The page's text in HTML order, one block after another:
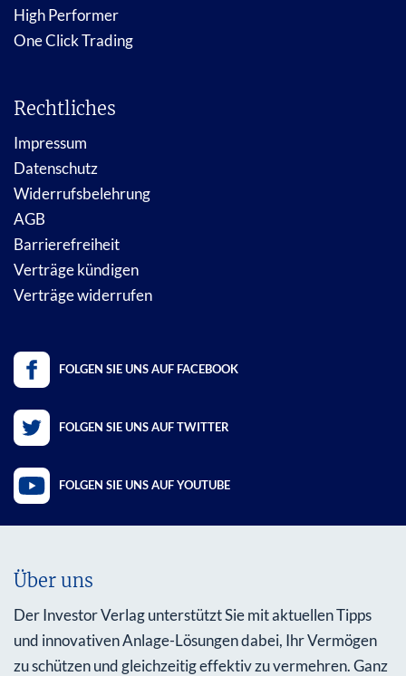
High Performer
One Click Trading
Rechtliches
Impressum
Datenschutz
Widerrufsbelehrung
AGB
Barrierefreiheit
Verträge kündigen
Verträge widerrufen
FOLGEN SIE UNS AUF FACEBOOK
FOLGEN SIE UNS AUF TWITTER
FOLGEN SIE UNS AUF YOUTUBE
Über uns
Der Investor Verlag unterstützt Sie mit aktuellen Tipps
und innovativen Anlage-Lösungen dabei, Ihr Vermögen
zu schützen und gleichzeitig effektiv zu vermehren. Ganz